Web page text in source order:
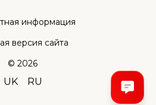
информация
версия сайта
© 2026
UK RU